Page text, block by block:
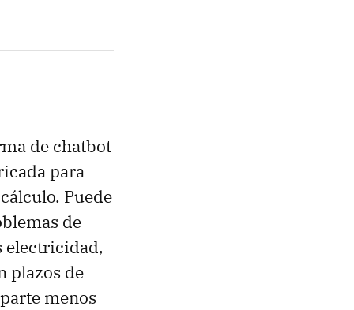
de chatbot
para
Puede
de
electricidad,
plazos de
menos